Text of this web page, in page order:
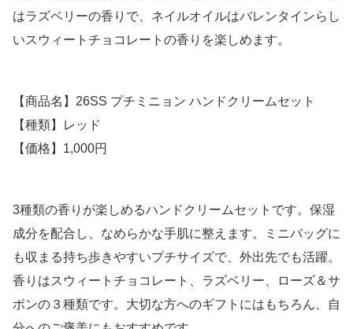
はラズベリーの香りで、ネイルオイルはバレンタインらし
いスウィートチョコレートの香りを楽しめます。
【商品名】26SS プチミニョン ハンドクリームセット
【種類】レッド
【価格】1,000円
3種類の香りが楽しめるハンドクリームセットです。保湿
成分を配合し、なめらかな手肌に整えます。ミニバッグに
も収まる持ち歩きやすいプチサイズで、外出先でも活躍。
香りはスウィートチョコレート、ラズベリー、ローズ＆サ
ボンの３種類です。大切な方へのギフトにはもちろん、自